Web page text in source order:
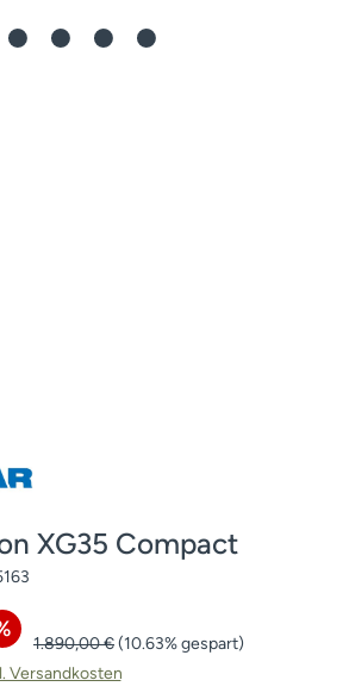
XG35 Compact
Regulärer Preis:
1.890,00 €(10.63% gespart)
Versandkosten